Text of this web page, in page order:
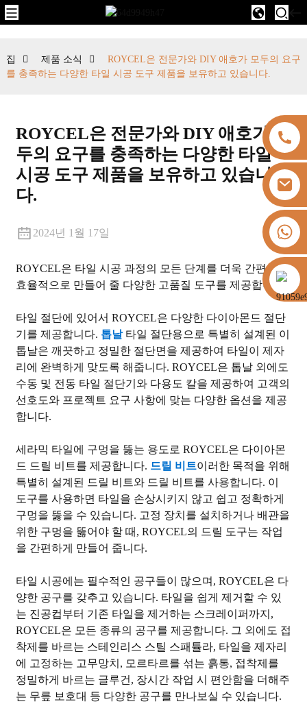
https://vk.com/id855439469
집 제품 소식
ROYCEL은 전문가와 DIY 애호가 모두의 요구
를 충족하는 다양한 타일 시공 도구 제품을 보유하고 있습니다.
ROYCEL은 전문가와 DIY 애호가 모
두의 요구를 충족하는 다양한 타일
시공 도구 제품을 보유하고 있습니
다.
2024년 1월 17일
ROYCEL은 타일 시공 과정의 모든 단계를 더욱 간편하고
효율적으로 만들어 줄 다양한 고품질 도구를 제공합니다.
타일 ​​절단에 있어서 ROYCEL은 다양한 다이아몬드 절단
기를 제공합니다. 톱날타일 ​​절단용으로 특별히 설계된 이
톱날은 깨끗하고 정밀한 절단면을 제공하여 타일이 제자
리에 완벽하게 맞도록 해줍니다. ROYCEL은 톱날 외에도
수동 및 전동 타일 절단기와 다용도 칼을 제공하여 고객의
선호도와 프로젝트 요구 사항에 맞는 다양한 옵션을 제공
합니다.
세라믹 타일에 구멍을 뚫는 용도로 ROYCEL은 다이아몬
드 드릴 비트를 제공합니다. 드릴 비트이러한 목적을 위해
특별히 설계된 드릴 비트와 드릴 비트를 사용합니다. 이
도구를 사용하면 타일을 손상시키지 않고 쉽고 정확하게
구멍을 뚫을 수 있습니다. 고정 장치를 설치하거나 배관을
위한 구멍을 뚫어야 할 때, ROYCEL의 드릴 도구는 작업
을 간편하게 만들어 줍니다.
타일 ​​시공에는 필수적인 공구들이 많으며, ROYCEL은 다
양한 공구를 갖추고 있습니다. 타일을 쉽게 제거할 수 있
는 진공컵부터 기존 타일을 제거하는 스크레이퍼까지,
ROYCEL은 모든 종류의 공구를 제공합니다. 그 외에도 접
착제를 바르는 스테인리스 스틸 스패튤라, 타일을 제자리
에 고정하는 고무망치, 모르타르를 섞는 흙통, 접착제를
정밀하게 바르는 글루건, 장시간 작업 시 편안함을 더해주
는 무릎 보호대 등 다양한 공구를 만나보실 수 있습니다.